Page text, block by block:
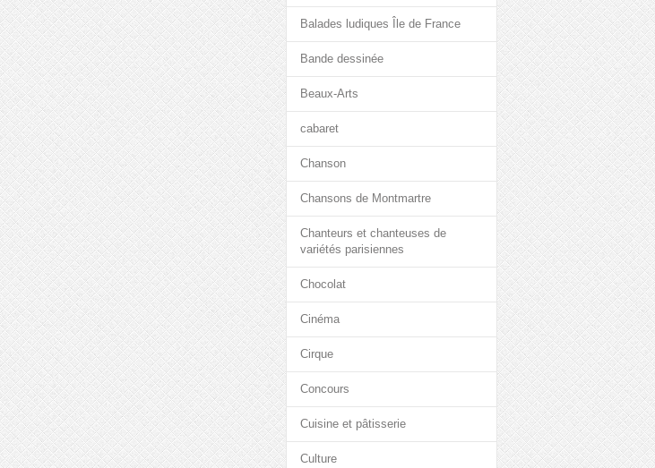
Balades ludiques Île de France
Bande dessinée
Beaux-Arts
cabaret
Chanson
Chansons de Montmartre
Chanteurs et chanteuses de
variétés parisiennes
Chocolat
Cinéma
Cirque
Concours
Cuisine et pâtisserie
Culture